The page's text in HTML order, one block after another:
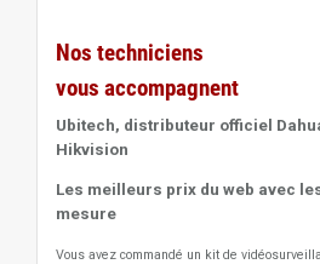
Nos techniciens
vous accompagnent
Ubitech, distributeur officiel
Hikvision
Les meilleurs prix du web avec
mesure
Vous avez commandé un kit de